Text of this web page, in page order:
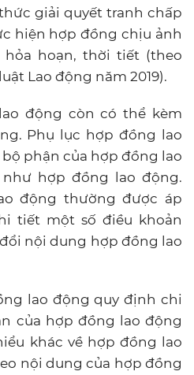
giải quyết tranh chấp
hiện hợp đồng chịu ảnh
hoạn, thời tiết (theo
Lao động năm 2019).
động còn có thể kèm
Phụ lục hợp đồng lao
phận của hợp đồng lao
hợp đồng lao động.
động thường được áp
tiết một số điều khoản
nội dung hợp đồng lao
lao động quy định chi
của hợp đồng lao động
khác về hợp đồng lao
nội dung của hợp đồng